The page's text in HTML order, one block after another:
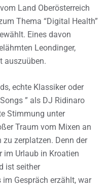
Land Oberösterreich
Thema “Digital Health”
Eines davon
Leondinger,
auszuüben.
echte Klassiker oder
” als DJ Ridinaro
Stimmung unter
Traum vom Mixen an
zerplatzen. Denn der
im Urlaub in Kroatien
ist seither
Gespräch erzählt, war